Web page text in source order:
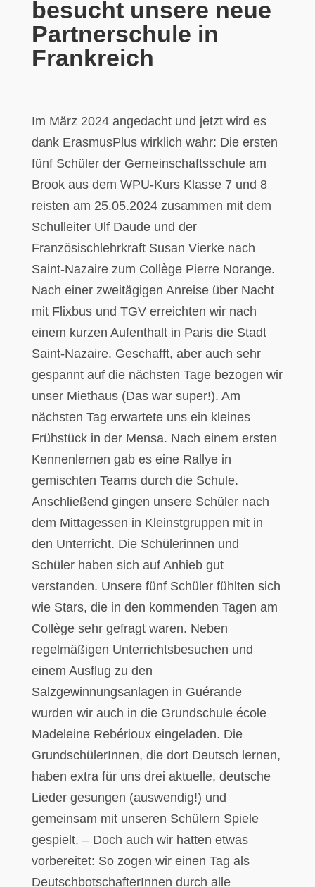
besucht unsere neue
Partnerschule in
Frankreich
Im März 2024 angedacht und jetzt wird es
dank ErasmusPlus wirklich wahr: Die ersten
fünf Schüler der Gemeinschaftsschule am
Brook aus dem WPU-Kurs Klasse 7 und 8
reisten am 25.05.2024 zusammen mit dem
Schulleiter Ulf Daude und der
Französischlehrkraft Susan Vierke nach
Saint-Nazaire zum Collège Pierre Norange.
Nach einer zweitägigen Anreise über Nacht
mit Flixbus und TGV erreichten wir nach
einem kurzen Aufenthalt in Paris die Stadt
Saint-Nazaire. Geschafft, aber auch sehr
gespannt auf die nächsten Tage bezogen wir
unser Miethaus (Das war super!). Am
nächsten Tag erwartete uns ein kleines
Frühstück in der Mensa. Nach einem ersten
Kennenlernen gab es eine Rallye in
gemischten Teams durch die Schule.
Anschließend gingen unsere Schüler nach
dem Mittagessen in Kleinstgruppen mit in
den Unterricht. Die Schülerinnen und
Schüler haben sich auf Anhieb gut
verstanden. Unsere fünf Schüler fühlten sich
wie Stars, die in den kommenden Tagen am
Collège sehr gefragt waren. Neben
regelmäßigen Unterrichtsbesuchen und
einem Ausflug zu den
Salzgewinnungsanlagen in Guérande
wurden wir auch in die Grundschule école
Madeleine Rebérioux eingeladen. Die
GrundschülerInnen, die dort Deutsch lernen,
haben extra für uns drei aktuelle, deutsche
Lieder gesungen (auswendig!) und
gemeinsam mit unseren Schülern Spiele
gespielt. – Doch auch wir hatten etwas
vorbereitet: So zogen wir einen Tag als
DeutschbotschafterInnen durch alle